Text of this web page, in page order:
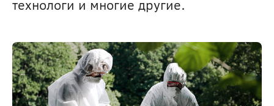
технологи и многие другие.